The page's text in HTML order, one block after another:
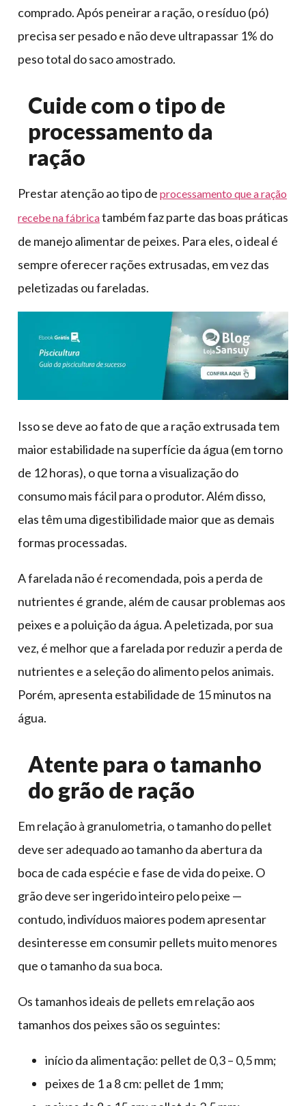
comprado. Após peneirar a ração, o resíduo (pó)
precisa ser pesado e não deve ultrapassar 1% do
peso total do saco amostrado.
Cuide com o tipo de
processamento da
ração
Prestar atenção ao tipo de processamento que a ração
recebe na fábricatambém faz parte das boas práticas
de manejo alimentar de peixes. Para eles, o ideal é
sempre oferecer rações extrusadas, em vez das
peletizadas ou fareladas.
Isso se deve ao fato de que a ração extrusada tem
maior estabilidade na superfície da água (em torno
de 12 horas), o que torna a visualização do
consumo mais fácil para o produtor. Além disso,
elas têm uma digestibilidade maior que as demais
formas processadas.
A farelada não é recomendada, pois a perda de
nutrientes é grande, além de causar problemas aos
peixes e a poluição da água. A peletizada, por sua
vez, é melhor que a farelada por reduzir a perda de
nutrientes e a seleção do alimento pelos animais.
Porém, apresenta estabilidade de 15 minutos na
água.
Atente para o tamanho
do grão de ração
Em relação à granulometria, o tamanho do pellet
deve ser adequado ao tamanho da abertura da
boca de cada espécie e fase de vida do peixe. O
grão deve ser ingerido inteiro pelo peixe —
contudo, indivíduos maiores podem apresentar
desinteresse em consumir pellets muito menores
que o tamanho da sua boca.
Os tamanhos ideais de pellets em relação aos
tamanhos dos peixes são os seguintes:
início da alimentação: pellet de 0,3 – 0,5 mm;
peixes de 1 a 8 cm: pellet de 1 mm;